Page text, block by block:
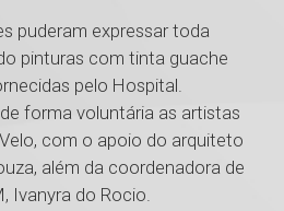
puderam expressar toda
pinturas com tinta guache
pelo Hospital.
forma voluntária as artistas
com o apoio do arquiteto
além da coordenadora de
Ivanyra do Rocio.